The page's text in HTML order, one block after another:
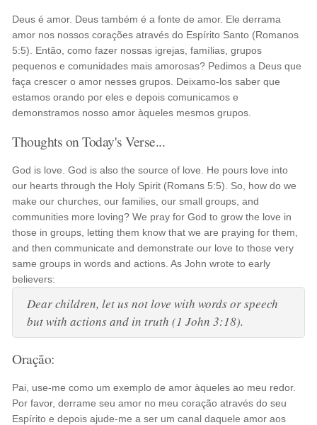
Deus é amor. Deus também é a fonte de amor. Ele derrama
amor nos nossos corações através do Espírito Santo (Romanos
5:5). Então, como fazer nossas igrejas, famílias, grupos
pequenos e comunidades mais amorosas? Pedimos a Deus que
faça crescer o amor nesses grupos. Deixamo-los saber que
estamos orando por eles e depois comunicamos e
demonstramos nosso amor àqueles mesmos grupos.
Thoughts on Today's Verse...
God is love. God is also the source of love. He pours love into
our hearts through the Holy Spirit (Romans 5:5). So, how do we
make our churches, our families, our small groups, and
communities more loving? We pray for God to grow the love in
those in groups, letting them know that we are praying for them,
and then communicate and demonstrate our love to those very
same groups in words and actions. As John wrote to early
believers:
Dear children, let us not love with words or speech
but with actions and in truth (1 John 3:18).
Oração:
Pai, use-me como um exemplo de amor àqueles ao meu redor.
Por favor, derrame seu amor no meu coração através do seu
Espírito e depois ajude-me a ser um canal daquele amor aos